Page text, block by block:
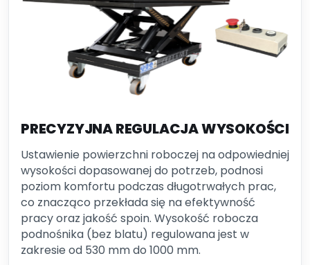
PRECYZYJNA REGULACJA WYSOKOŚCI
Ustawienie powierzchni roboczej na odpowiedniej
wysokości dopasowanej do potrzeb, podnosi
poziom komfortu podczas długotrwałych prac,
co znacząco przekłada się na efektywność
pracy oraz jakość spoin. Wysokość robocza
podnośnika (bez blatu) regulowana jest w
zakresie od 530 mm do 1000 mm.